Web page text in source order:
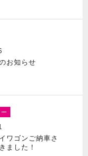
お知らせ
ワゴンご納車さ
ました！